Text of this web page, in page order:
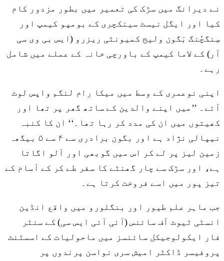
نے دیرانگ میں سڑک کی تعمیر میں بطور مزدور کام
کیا اور ایگل نیسٹ سینکچری کے بومپو کیمپ اور
سِنگچُنگ بَگون ولیج کمیونٹی ریزرو (ایس بی وی سی
آر) کے لاما کیمپ کے باورچی خانہ کے عملے میں شامل
رہے۔
اپنی نوعمری کے وسط میں میکا رام لنگم واپس لوٹ
آئے۔ ’’میں اپنے والدین کے ساتھ گھر پر تھا اور
کھیتوں میں ان کی مدد کر رہا تھا۔‘‘ ان کا کنبہ
نیپالی نژاد ہے اور بگون برادری سے ۴ سے ۵ بیگھہ
زمین لیز پر لے کر اس میں گوبھی اور آلو اگاتا
ہے، اور سڑک سے چار گھنٹے کا سفر طے کر کے آسام کے
تیز پور میں اسے فروخت کرتا ہے۔
جب ماہر علم طیور اور بنگلورو میں واقع انڈین
انسٹی ٹیوٹ آف سائنس (آئی آئی ایس سی) کے سنٹر
فار ایکولوجیکل سائنسز میں ماحولیات کے اسسٹنٹ
پروفیسر ڈاکٹر امیش سری نواسن پرندوں پر